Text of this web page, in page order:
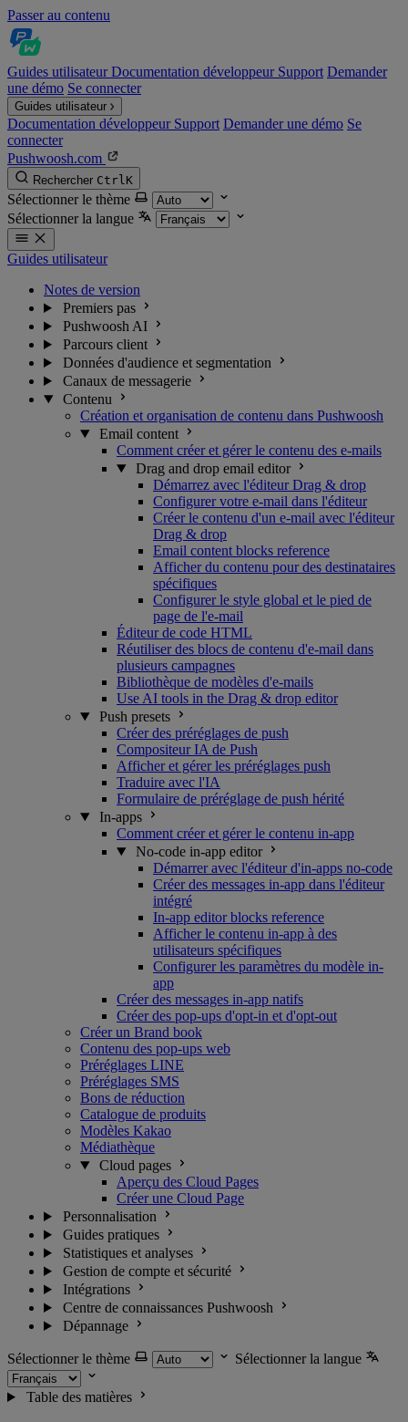
Passer au contenu
Guides utilisateurDocumentation développeur Support Demander
une démo Se connecter
Guides utilisateur
Documentation développeur Support Demander une démo Se
connecter
Pushwoosh.com
Rechercher CtrlK
Sélectionner le thème
Sélectionner la langue
Guides utilisateur
Notes de version
Premiers pas
Pushwoosh AI
Parcours client
Données d'audience et segmentation
Canaux de messagerie
Contenu
Création et organisation de contenu dans Pushwoosh
Email content
Comment créer et gérer le contenu des e-mails
Drag and drop email editor
Démarrez avec l'éditeur Drag & drop
Configurer votre e-mail dans l'éditeur
Créer le contenu d'un e-mail avec l'éditeur
Drag & drop
Email content blocks reference
Afficher du contenu pour des destinataires
spécifiques
Configurer le style global et le pied de
page de l'e-mail
Éditeur de code HTML
Réutiliser des blocs de contenu d'e-mail dans
plusieurs campagnes
Bibliothèque de modèles d'e-mails
Use AI tools in the Drag & drop editor
Push presets
Créer des préréglages de push
Compositeur IA de Push
Afficher et gérer les préréglages push
Traduire avec l'IA
Formulaire de préréglage de push hérité
In-apps
Comment créer et gérer le contenu in-app
No-code in-app editor
Démarrer avec l'éditeur d'in-apps no-code
Créer des messages in-app dans l'éditeur
intégré
In-app editor blocks reference
Afficher le contenu in-app à des
utilisateurs spécifiques
Configurer les paramètres du modèle in-
app
Créer des messages in-app natifs
Créer des pop-ups d'opt-in et d'opt-out
Créer un Brand book
Contenu des pop-ups web
Préréglages LINE
Préréglages SMS
Bons de réduction
Catalogue de produits
Modèles Kakao
Médiathèque
Cloud pages
Aperçu des Cloud Pages
Créer une Cloud Page
Personnalisation
Guides pratiques
Statistiques et analyses
Gestion de compte et sécurité
Intégrations
Centre de connaissances Pushwoosh
Dépannage
Sélectionner le thème Sélectionner la langue
Table des matières